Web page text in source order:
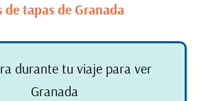
de tapas de Granada
durante tu viaje para ver
Granada